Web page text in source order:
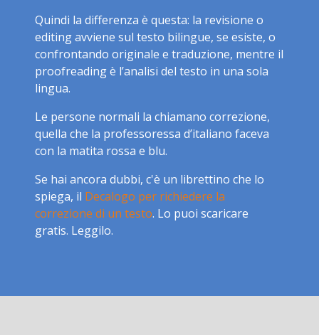
Quindi la differenza è questa: la revisione o
editing avviene sul testo bilingue, se esiste, o
confrontando originale e traduzione, mentre il
proofreading è l’analisi del testo in una sola
lingua.
Le persone normali la chiamano correzione,
quella che la professoressa d’italiano faceva
con la matita rossa e blu.
Se hai ancora dubbi, c'è un librettino che lo
spiega, il Decalogo per richiedere la
correzione di un testo. Lo puoi scaricare
gratis. Leggilo.